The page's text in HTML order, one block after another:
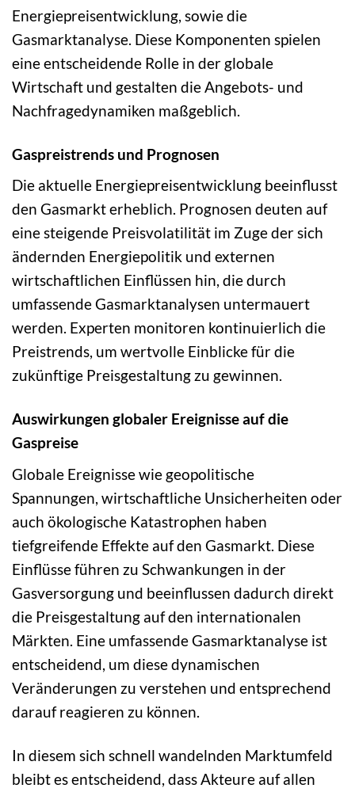
Energiepreisentwicklung, sowie die
Gasmarktanalyse. Diese Komponenten spielen
eine entscheidende Rolle in der globale
Wirtschaft und gestalten die Angebots- und
Nachfragedynamiken maßgeblich.
Gaspreistrends und Prognosen
Die aktuelle Energiepreisentwicklung beeinflusst
den Gasmarkt erheblich. Prognosen deuten auf
eine steigende Preisvolatilität im Zuge der sich
ändernden Energiepolitik und externen
wirtschaftlichen Einflüssen hin, die durch
umfassende Gasmarktanalysen untermauert
werden. Experten monitoren kontinuierlich die
Preistrends, um wertvolle Einblicke für die
zukünftige Preisgestaltung zu gewinnen.
Auswirkungen globaler Ereignisse auf die
Gaspreise
Globale Ereignisse wie geopolitische
Spannungen, wirtschaftliche Unsicherheiten oder
auch ökologische Katastrophen haben
tiefgreifende Effekte auf den Gasmarkt. Diese
Einflüsse führen zu Schwankungen in der
Gasversorgung und beeinflussen dadurch direkt
die Preisgestaltung auf den internationalen
Märkten. Eine umfassende Gasmarktanalyse ist
entscheidend, um diese dynamischen
Veränderungen zu verstehen und entsprechend
darauf reagieren zu können.
In diesem sich schnell wandelnden Marktumfeld
bleibt es entscheidend, dass Akteure auf allen